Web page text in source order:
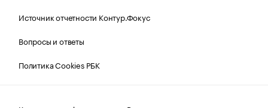
Источник отчетности Контур.Фокус
Вопросы и ответы
Политика Cookies РБК